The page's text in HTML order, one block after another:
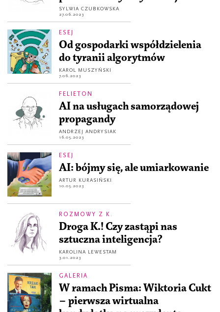
SYLWIA CZUBKOWSKA
27.06.2023
ESEJ
Od gospodarki współdzielenia
do tyranii algorytmów
KAROL MUSZYŃSKI
7.06.2023
FELIETON
AI na usługach samorządowej
propagandy
ANDRZEJ ANDRYSIAK
16.05.2023
ESEJ
AI: bójmy się, ale umiarkowanie
ARTUR KURASIŃSKI
10.05.2023
ROZMOWY Z K.
Droga K.! Czy zastąpi nas
sztuczna inteligencja?
KAROLINA LEWESTAM
3.01.2023
GALERIA
W ramach Pisma: Wiktoria Cukt
– pierwsza wirtualna